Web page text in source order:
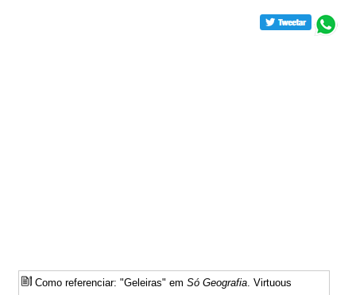
Como referenciar: "Geleiras" emSó Geografia. Virtuous